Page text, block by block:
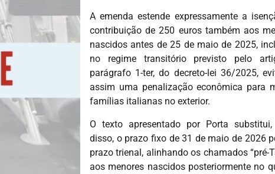
A emenda estende expressamente a
contribuição de 250 euros também aos
nascidos antes de 25 de maio de 2025,
no regime transitório previsto pelo
parágrafo 1-ter, do decreto-lei 36/2025,
assim uma penalização econômica para
famílias italianas no exterior.
O texto apresentado por Porta
disso, o prazo fixo de 31 de maio de 2026
prazo trienal, alinhando os chamados “pré-
aos menores nascidos posteriormente no